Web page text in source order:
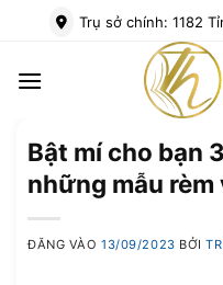
dung
Trụ sở chính: 1182
Bật mí cho bạn
những mẫu rèm
ĐĂNG VÀO13/09/2023 BỞI